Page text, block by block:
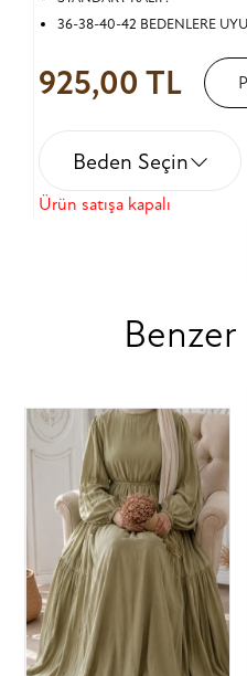
36-38-40-42 BEDENLERE
925,00 TL
Beden Seçin
Ürün satışa kapalı